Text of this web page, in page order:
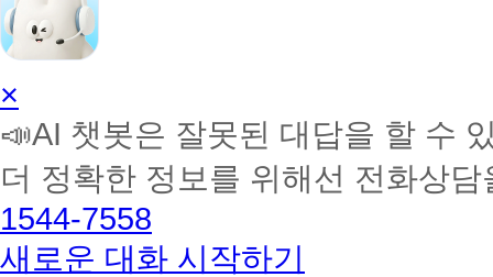
AI
학
습
토
커
BETA
×
📣AI 챗봇은 잘못된 대답을 할 수
더 정확한 정보를 위해선 전화상
1544-7558
새로운 대화 시작하기